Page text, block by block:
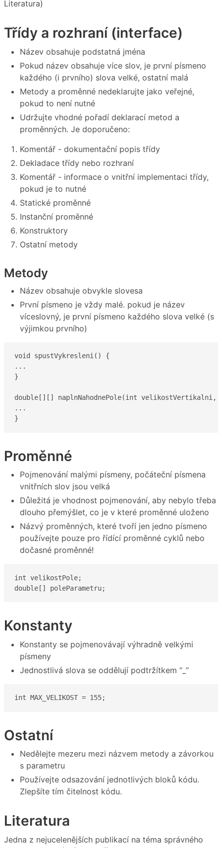
Literatura)
Třídy a rozhraní (interface)
Název obsahuje podstatná jména
Pokud název obsahuje více slov, je první písmeno
každého (i prvního) slova velké, ostatní malá
Metody a proměnné nedeklarujte jako veřejné,
pokud to není nutné
Udržujte vhodné pořadí deklarací metod a
proměnných. Je doporučeno:
Komentář - dokumentační popis třídy
Dekladace třídy nebo rozhraní
Komentář - informace o vnitřní implementaci třídy,
pokud je to nutné
Statické proměnné
Instanční proměnné
Konstruktory
Ostatní metody
Metody
Název obsahuje obvykle slovesa
První písmeno je vždy malé. pokud je název
víceslovný, je první písmeno každého slova velké (s
výjimkou prvního)
void spustVykresleni() {
...
}
double[][] naplnNahodnePole(int
...
}
Proměnné
Pojmenování malými písmeny, počáteční písmena
vnitřních slov jsou velká
Důležitá je vhodnost pojmenování, aby nebylo třeba
dlouho přemýšlet, co je v které proměnné uloženo
Názvý proměnných, které tvoří jen jedno písmeno
používejte pouze pro řídící proměnné cyklů nebo
dočasné proměnné!
int velikostPole;
double[] poleParametru;
Konstanty
Konstanty se pojmenovávají výhradně velkými
písmeny
Jednostlivá slova se oddělují podtržítkem “_”
int MAX_VELIKOST = 155;
Ostatní
Nedělejte mezeru mezi názvem metody a závorkou
s parametru
Používejte odsazování jednotlivých bloků kódu.
Zlepšíte tím čitelnost kódu.
Literatura
Jedna z nejucelenějších publikací na téma správného